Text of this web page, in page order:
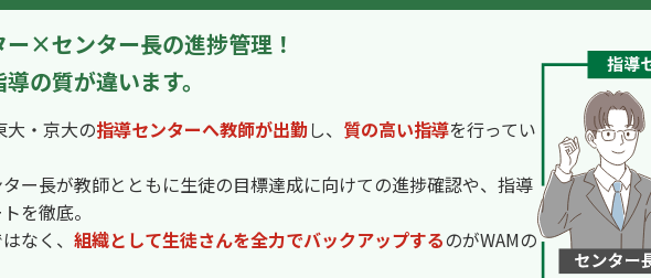
×センター長の進捗管理！
の質が違います。
大・京大の指導センターへ教師が出勤し、 質の高い指導を行ってい
ー長が教師とともに生徒の目標達成に向けての進捗確認や、指導
を徹底。
なく、 組織として生徒さんを全力でバックアップするのがWAMの